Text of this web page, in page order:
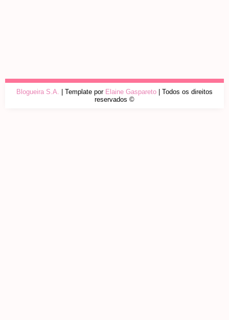
Blogueira S.A. | Template por Elaine Gaspareto | Todos os direitos
reservados ©